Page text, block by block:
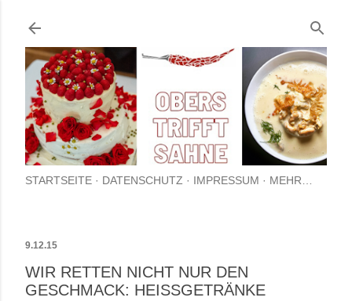
STARTSEITE DATENSCHUTZ IMPRESSUM MEHR…
9.12.15
WIR RETTEN NICHT NUR DEN
GESCHMACK: HEISSGETRÄNKE S